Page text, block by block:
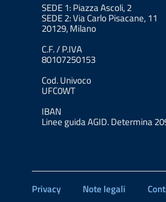
SEDE 1: Piazza Ascoli, 2
SEDE 2: Via Carlo Pisacane, 11
20129, Milano
C.F. / P.IVA
80107250153
Cod. Univoco
UFC0WT
IBAN
Linee guida AGID. Determina
Privacy Note legali